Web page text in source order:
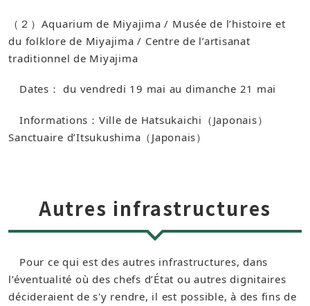
（２）Aquarium de Miyajima / Musée de l’histoire et
du folklore de Miyajima / Centre de l’artisanat
traditionnel de Miyajima
Dates： du vendredi 19 mai au dimanche 21 mai
Informations：Ville de Hatsukaichi（Japonais）​
Sanctuaire d’Itsukushima（Japonais）
Autres infrastructures
Pour ce qui est des autres infrastructures, dans
l’éventualité où des chefs d’État ou autres dignitaires
décideraient de s'y rendre, il est possible, à des fins de